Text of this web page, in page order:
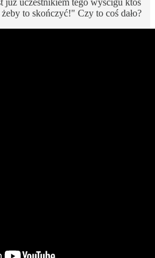
to skończyć!" Czy to coś dało?